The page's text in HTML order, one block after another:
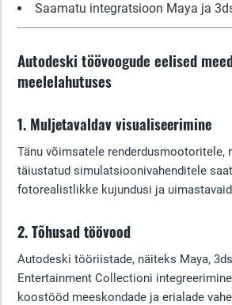
Saamatu integratsioon Maya ja
Autodeski töövoogude eelised
meelelahutuses
1. Muljetavaldav visualiseerimine
Tänu võimsatele renderdusmootoritele,
täiustatud simulatsioonivahenditele
fotorealistlikke kujundusi ja
2. Tõhusad töövood
Autodeski tööriistade, näiteks Maya,
Entertainment Collectioni
koostööd meeskondade ja erialade